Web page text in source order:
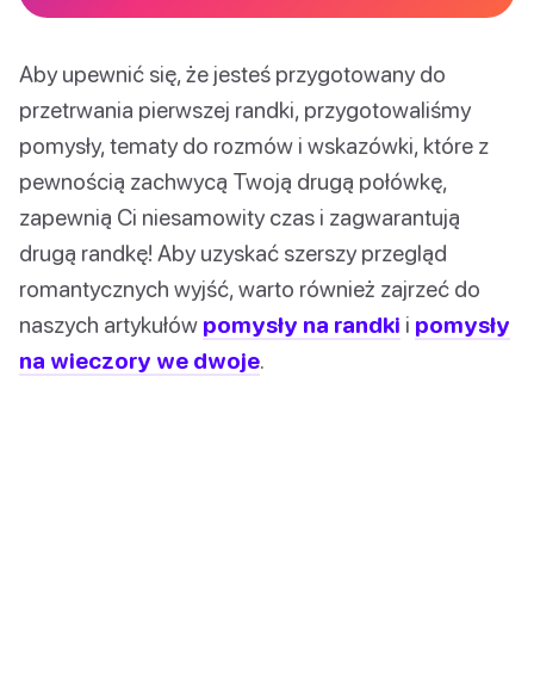
Aby upewnić się, że jesteś przygotowany do
przetrwania pierwszej randki, przygotowaliśmy
pomysły, tematy do rozmów i wskazówki, które z
pewnością zachwycą Twoją drugą połówkę,
zapewnią Ci niesamowity czas i zagwarantują
drugą randkę! Aby uzyskać szerszy przegląd
romantycznych wyjść, warto również zajrzeć do
naszych artykułów pomysły na randki i pomysły
na wieczory we dwoje.